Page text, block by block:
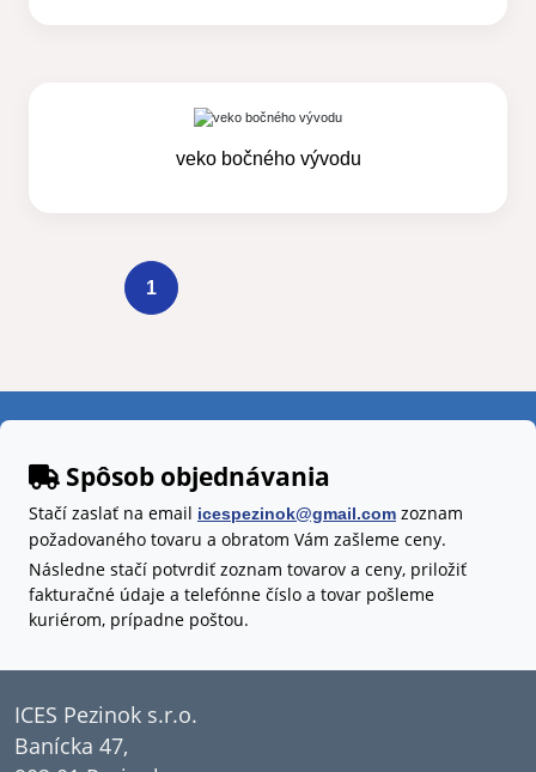
veko bočného vývodu
1
Spôsob objednávania
Stačí zaslať na email icespezinok@gmail.com zoznam
požadovaného tovaru a obratom Vám zašleme ceny.
Následne stačí potvrdiť zoznam tovarov a ceny, priložiť
fakturačné údaje a telefónne číslo a tovar pošleme
kuriérom, prípadne poštou.
ICES Pezinok s.r.o.
Banícka 47,